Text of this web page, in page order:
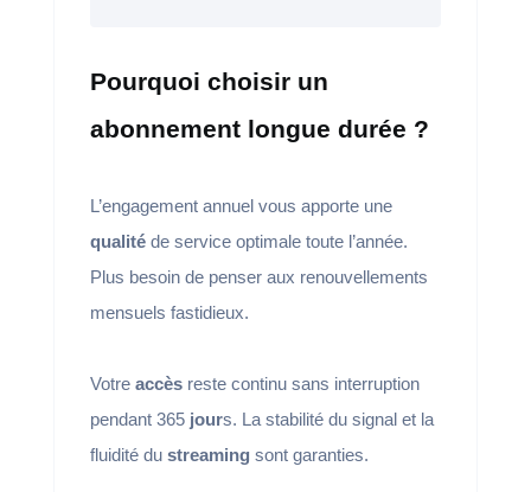
Pourquoi choisir un
abonnement longue durée ?
L’engagement annuel vous apporte une
qualitéde service optimale toute l’année.
Plus besoin de penser aux renouvellements
mensuels fastidieux.
Votre accèsreste continu sans interruption
pendant 365 jours. La stabilité du signal et la
fluidité du streaming sont garanties.